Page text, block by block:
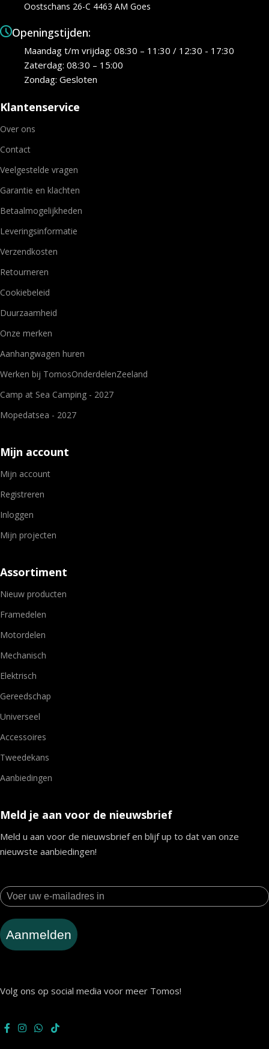
Oostschans 26-C 4463 AM Goes
Openingstijden:
Maandag t/m vrijdag: 08:30 – 11:30 / 12:30 - 17:30
Zaterdag: 08:30 – 15:00
Zondag: Gesloten
Klantenservice
Over ons
Contact
Veelgestelde vragen
Garantie en klachten
Betaalmogelijkheden
Leveringsinformatie
Verzendkosten
Retourneren
Cookiebeleid
Duurzaamheid
Onze merken
Aanhangwagen huren
Werken bij TomosOnderdelenZeeland
Camp at Sea Camping - 2027
Mopedatsea - 2027
Mijn account
Mijn account
Registreren
Inloggen
Mijn projecten
Assortiment
Nieuw producten
Framedelen
Motordelen
Mechanisch
Elektrisch
Gereedschap
Universeel
Accessoires
Tweedekans
Aanbiedingen
Meld je aan voor de nieuwsbrief
Meld u aan voor de nieuwsbrief en blijf up to dat van onze
nieuwste aanbiedingen!
Aanmelden
Volg ons op social media voor meer Tomos!